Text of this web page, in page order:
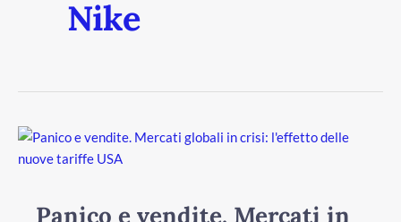
Nike
Panico e vendite. Mercati in
Panico
e